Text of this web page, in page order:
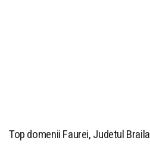
Top domenii Faurei, Judetul Braila